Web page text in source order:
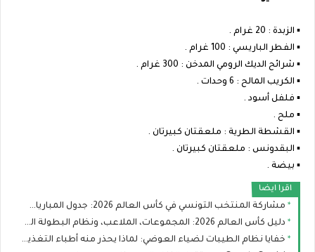
▪︎ الزبدة : 20 غرام .
▪︎ الفطر الباريسي : 100 غرام .
▪︎ شرائح الديك الرومي المدخن : 300 غرام .
▪︎ الكريب المالح : 6 وحدات .
▪︎ فلفل أسود .
▪︎ ملح .
▪︎ القشطة الطرية : ملعقتان كبيرتان .
▪︎ البقدونس : ملعقتان كبيرتان .
▪︎ بيضة .
اقرا ايضا
مشاركة المنتخب التونسي في كأس العالم 2026: جدول المباريات، التشكيلة، وحظوظ النسور
دليل كأس العالم 2026: المجموعات، الملاعب، ونظام البطولة الجديد
خفايا نظام الطيبات لضياء العوضي: لماذا يحذر منه أطباء التغذية؟